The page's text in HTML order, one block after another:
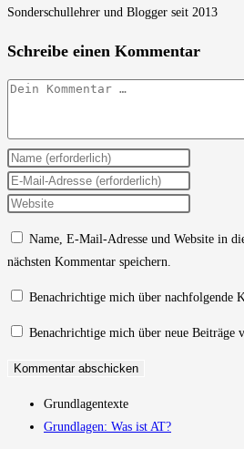
Sonderschullehrer und Blogger seit 2013
Schreibe einen Kommentar
Kommentar
Gib
deinen
Namen
Benutzernamen
Kommentieren
Gib
deine
zum
ein
Gib
ein
Name, E-Mail-Adresse und Website in
nächsten Kommentar speichern.
Benachrichtige mich über nachfolgende
Benachrichtige mich über neue Beiträge
Grundlagentexte
Grundlagen: Was ist AT?